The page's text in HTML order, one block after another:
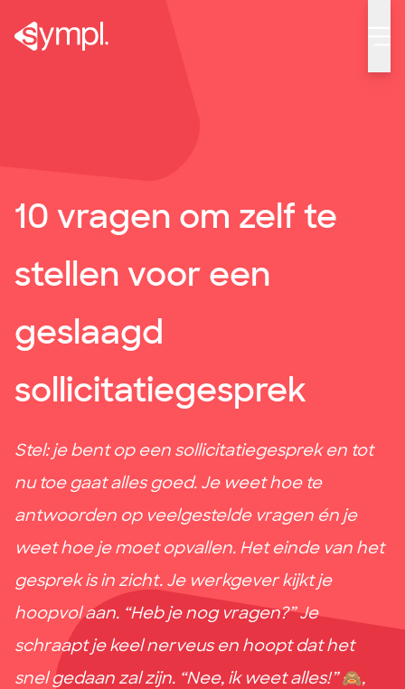
10 vragen om zelf te
stellen voor een
geslaagd
sollicitatiegesprek
Stel: je bent op een sollicitatiegesprek en tot
nu toe gaat alles goed. Je weet hoe te
antwoorden op veelgestelde vragen én je
weet hoe je moet opvallen. Het einde van het
gesprek is in zicht. Je werkgever kijkt je
hoopvol aan. “Heb je nog vragen?” Je
schraapt je keel nerveus en hoopt dat het
snel gedaan zal zijn. “Nee, ik weet alles!”🙈,